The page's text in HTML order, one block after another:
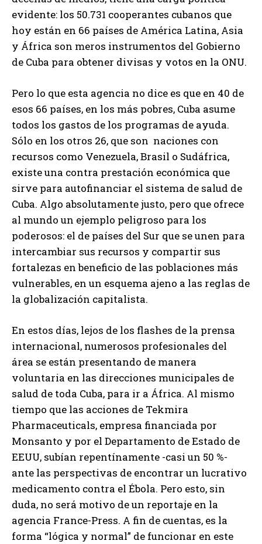
evidente: los 50.731 cooperantes cubanos que
hoy están en 66 países de América Latina, Asia
y África son meros instrumentos del Gobierno
de Cuba para obtener divisas y votos en la ONU.
Pero lo que esta agencia no dice es que en 40 de
esos 66 países, en los más pobres, Cuba asume
todos los gastos de los programas de ayuda.
Sólo en los otros 26, que son naciones con
recursos como Venezuela, Brasil o Sudáfrica,
existe una contra prestación económica que
sirve para autofinanciar el sistema de salud de
Cuba. Algo absolutamente justo, pero que ofrece
al mundo un ejemplo peligroso para los
poderosos: el de países del Sur que se unen para
intercambiar sus recursos y compartir sus
fortalezas en beneficio de las poblaciones más
vulnerables, en un esquema ajeno a las reglas de
la globalización capitalista.
En estos días, lejos de los flashes de la prensa
internacional, numerosos profesionales del
área se están presentando de manera
voluntaria en las direcciones municipales de
salud de toda Cuba, para ir a África. Al mismo
tiempo que las acciones de Tekmira
Pharmaceuticals, empresa financiada por
Monsanto y por el Departamento de Estado de
EEUU, subían repentínamente -casi un 50 %-
ante las perspectivas de encontrar un lucrativo
medicamento contra el Ébola. Pero esto, sin
duda, no será motivo de un reportaje en la
agencia France-Press. A fin de cuentas, es la
forma “lógica y normal” de funcionar en este